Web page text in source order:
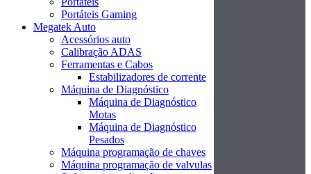
Portáteis Gaming
Megatek Auto
Acessórios auto
Calibração ADAS
Ferramentas e Cabos
Estabilizadores de corrente
Máquina de Diagnóstico
Máquina de Diagnóstico
Motas
Máquina de Diagnóstico
Pesados
Máquina programação de chaves
Máquina programação de valvulas